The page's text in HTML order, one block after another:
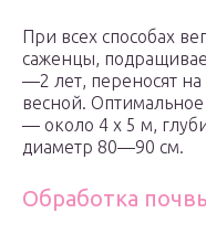
При всех способах
саженцы,
—2 лет, переносят
весной.
— около 4 х 5 м,
диаметр 80—90 см.
Обработка